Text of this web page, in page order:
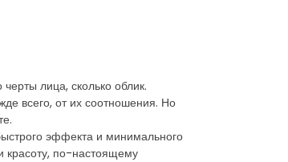
лица, сколько облик.
всего, от их соотношения. Но
эффекта и минимального
красоту, по-настоящему